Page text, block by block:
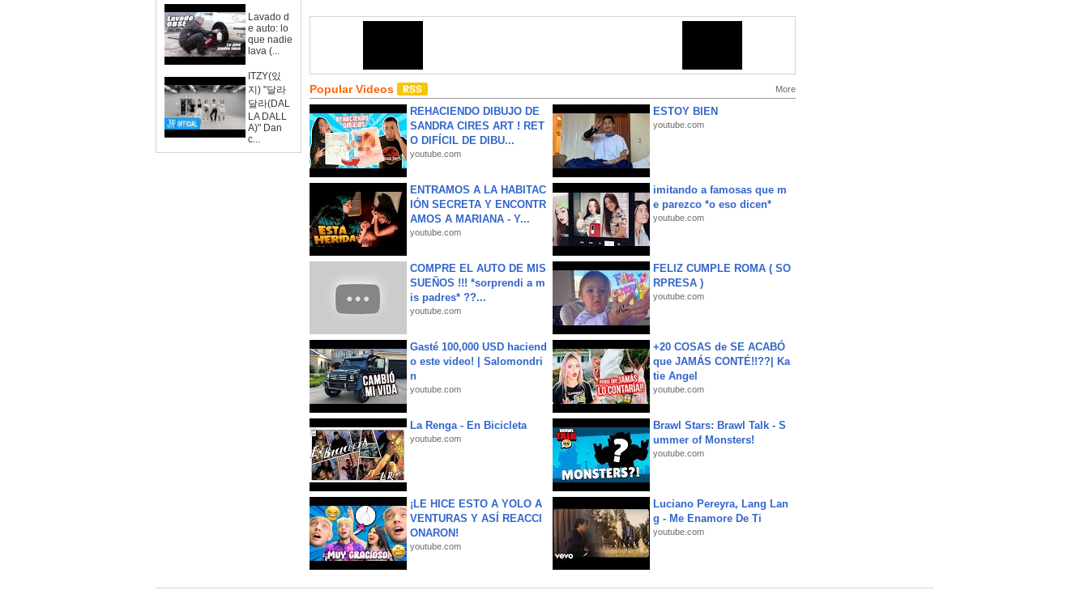
Lavado d
e auto: lo
que nadie
lava (...
ITZY(있
지) "달라
달라(DAL
LA DALL
A)" Dan
c...
Popular Videos More
REHACIENDO DIBUJO DE
SANDRA CIRES ART ! RET
O DIFÍCIL DE DIBU...
youtube.com
ESTOY BIEN
youtube.com
ENTRAMOS A LA HABITAC
IÓN SECRETA Y ENCONTR
AMOS A MARIANA - Y...
youtube.com
imitando a famosas que m
e parezco *o eso dicen*
youtube.com
COMPRE EL AUTO DE MIS
SUEÑOS !!! *sorprendi a m
is padres* ??...
youtube.com
FELIZ CUMPLE ROMA ( SO
RPRESA )
youtube.com
Gasté 100,000 USD haciend
o este video! | Salomondri
n
youtube.com
+20 COSAS de SE ACABÓ
que JAMÁS CONTÉ!!??| Ka
tie Angel
youtube.com
La Renga - En Bicicleta
youtube.com
Brawl Stars: Brawl Talk - S
ummer of Monsters!
youtube.com
¡LE HICE ESTO A YOLO A
VENTURAS Y ASÍ REACCI
ONARON!
youtube.com
Luciano Pereyra, Lang Lan
g - Me Enamore De Ti
youtube.com